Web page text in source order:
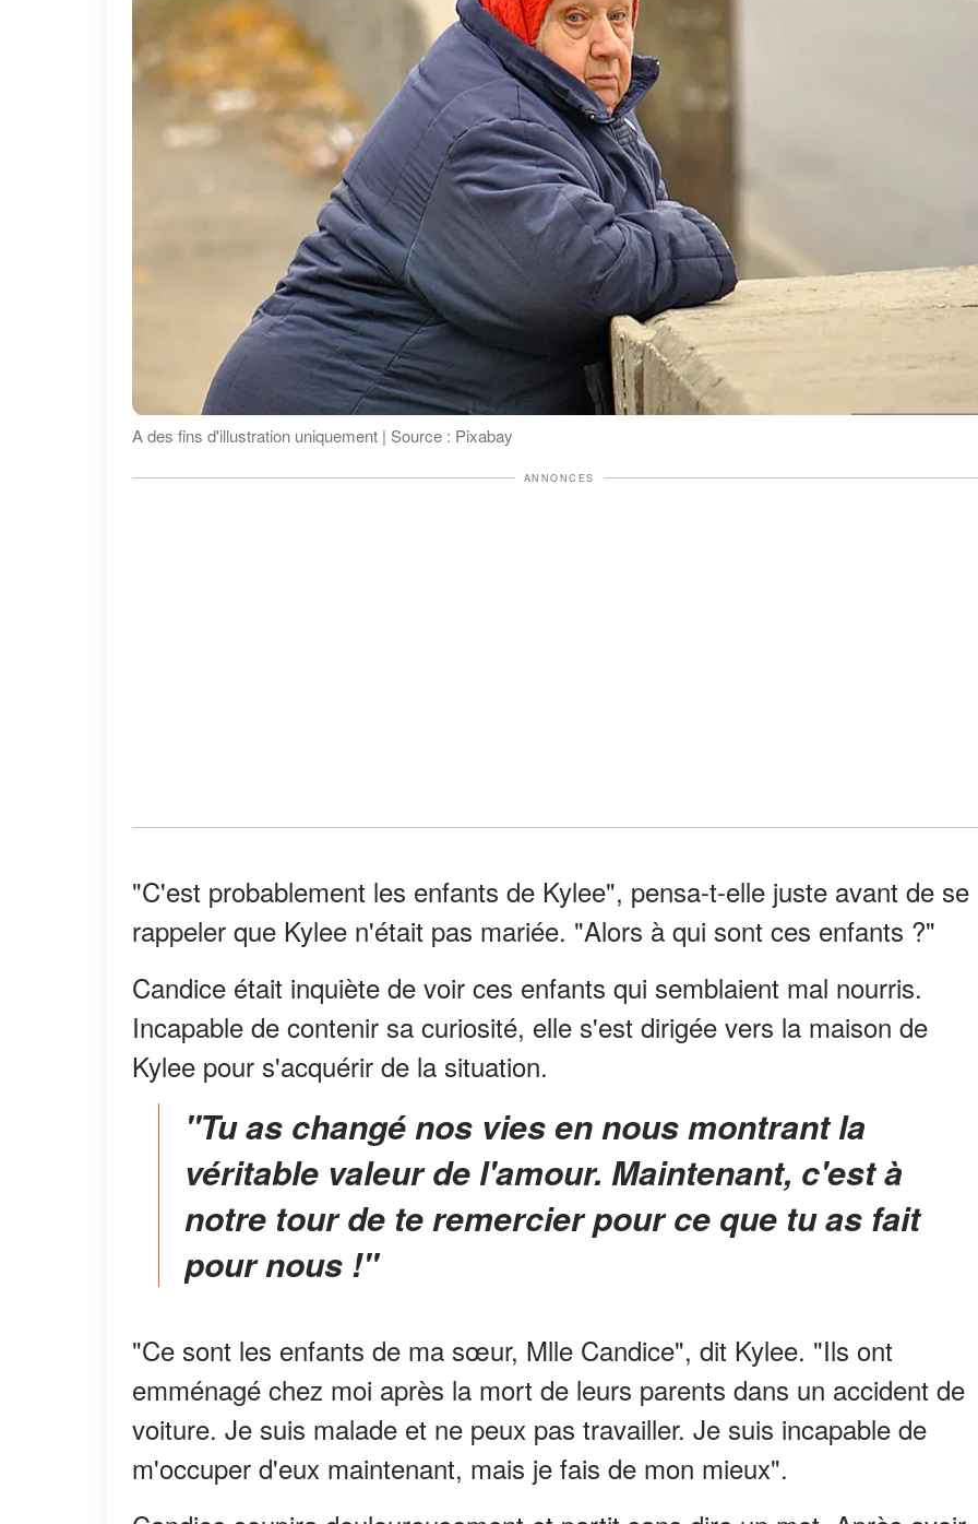
A des fins d'illustration uniquement | Source : Pixabay
ANNONCES
"C'est probablement les enfants de Kylee", pensa-t-elle juste avant de se
rappeler que Kylee n'était pas mariée. "Alors à qui sont ces enfants ?"
Candice était inquiète de voir ces enfants qui semblaient mal nourris.
Incapable de contenir sa curiosité, elle s'est dirigée vers la maison de
Kylee pour s'acquérir de la situation.
"Tu as changé nos vies en nous montrant la
véritable valeur de l'amour. Maintenant, c'est à
notre tour de te remercier pour ce que tu as fait
pour nous !"
"Ce sont les enfants de ma sœur, Mlle Candice", dit Kylee. "Ils ont
emménagé chez moi après la mort de leurs parents dans un accident de
voiture. Je suis malade et ne peux pas travailler. Je suis incapable de
m'occuper d'eux maintenant, mais je fais de mon mieux".